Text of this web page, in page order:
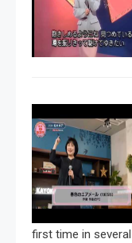
first time in